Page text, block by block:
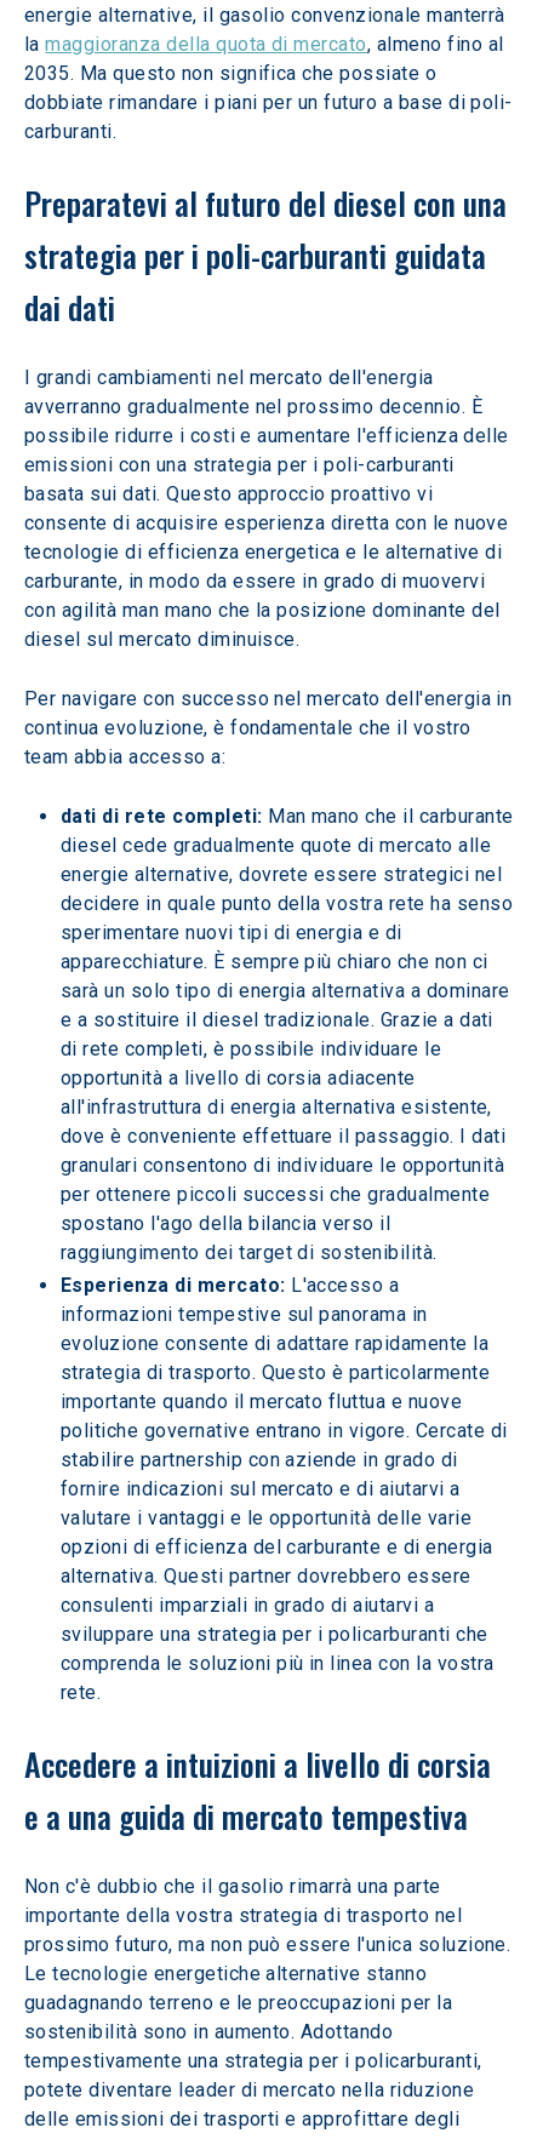
energie alternative, il gasolio convenzionale manterrà
la maggioranza della quota di mercato, almeno fino al
2035. Ma questo non significa che possiate o
dobbiate rimandare i piani per un futuro a base di poli-
carburanti.
Preparatevi al futuro del diesel con una
strategia per i poli-carburanti guidata
dai dati
I grandi cambiamenti nel mercato dell'energia
avverranno gradualmente nel prossimo decennio. È
possibile ridurre i costi e aumentare l'efficienza delle
emissioni con una strategia per i poli-carburanti
basata sui dati. Questo approccio proattivo vi
consente di acquisire esperienza diretta con le nuove
tecnologie di efficienza energetica e le alternative di
carburante, in modo da essere in grado di muovervi
con agilità man mano che la posizione dominante del
diesel sul mercato diminuisce.
Per navigare con successo nel mercato dell'energia in
continua evoluzione, è fondamentale che il vostro
team abbia accesso a:
dati di rete completi: Man mano che il carburante
diesel cede gradualmente quote di mercato alle
energie alternative, dovrete essere strategici nel
decidere in quale punto della vostra rete ha senso
sperimentare nuovi tipi di energia e di
apparecchiature. È sempre più chiaro che non ci
sarà un solo tipo di energia alternativa a dominare
e a sostituire il diesel tradizionale. Grazie a dati
di rete completi, è possibile individuare le
opportunità a livello di corsia adiacente
all'infrastruttura di energia alternativa esistente,
dove è conveniente effettuare il passaggio. I dati
granulari consentono di individuare le opportunità
per ottenere piccoli successi che gradualmente
spostano l'ago della bilancia verso il
raggiungimento dei target di sostenibilità.
Esperienza di mercato: L'accesso a
informazioni tempestive sul panorama in
evoluzione consente di adattare rapidamente la
strategia di trasporto. Questo è particolarmente
importante quando il mercato fluttua e nuove
politiche governative entrano in vigore. Cercate di
stabilire partnership con aziende in grado di
fornire indicazioni sul mercato e di aiutarvi a
valutare i vantaggi e le opportunità delle varie
opzioni di efficienza del carburante e di energia
alternativa. Questi partner dovrebbero essere
consulenti imparziali in grado di aiutarvi a
sviluppare una strategia per i policarburanti che
comprenda le soluzioni più in linea con la vostra
rete.
Accedere a intuizioni a livello di corsia
e a una guida di mercato tempestiva
Non c'è dubbio che il gasolio rimarrà una parte
importante della vostra strategia di trasporto nel
prossimo futuro, ma non può essere l'unica soluzione.
Le tecnologie energetiche alternative stanno
guadagnando terreno e le preoccupazioni per la
sostenibilità sono in aumento. Adottando
tempestivamente una strategia per i policarburanti,
potete diventare leader di mercato nella riduzione
delle emissioni dei trasporti e approfittare degli